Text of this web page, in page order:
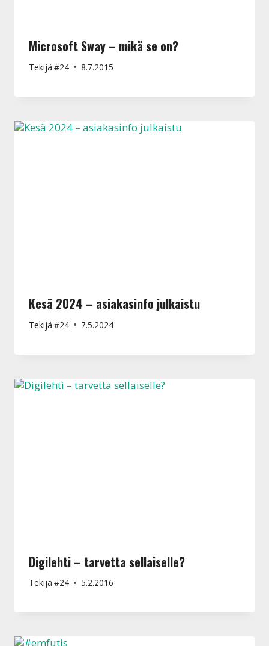
Microsoft Sway – mikä se on?
Tekijä #24 8.7.2015
Kesä 2024 – asiakasinfo julkaistu
Tekijä #24 7.5.2024
Digilehti – tarvetta sellaiselle?
Tekijä #24 5.2.2016